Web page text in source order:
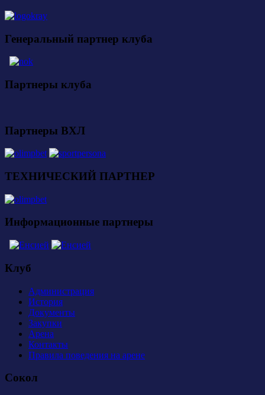
Генеральный партнер клуба
Партнеры клуба
Партнеры ВХЛ
ТЕХНИЧЕСКИЙ ПАРТНЕР
Информационные партнеры
Клуб
Администрация
История
Документы
Закупки
Арена
Контакты
Правила поведения на арене
Сокол